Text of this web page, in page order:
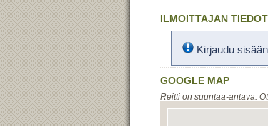
ILMOITTAJAN TIEDOT
Kirjaudu
GOOGLE MAP
Reitti on suuntaa-antava.